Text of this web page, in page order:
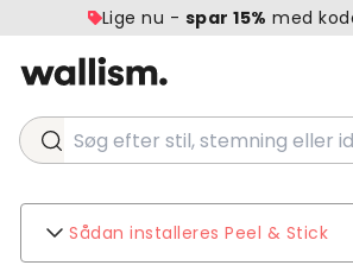
Lige nu - spar 15% med
Søg efter stil, stemning eller idé...
Sådan installeres Peel & Stick